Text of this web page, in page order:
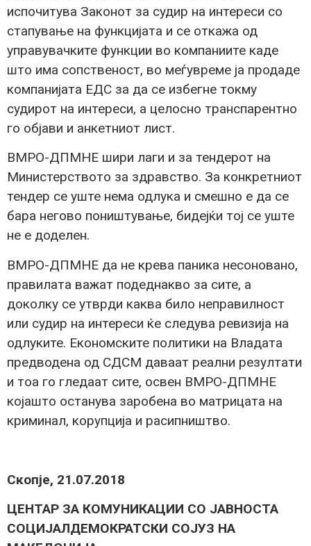
испочитува Законот за судир на интереси со
стапување на функцијата и се откажа од
управувачките функции во компаниите каде
што има сопственост, во меѓувреме ја продаде
компанијата ЕДС за да се избегне токму
судирот на интереси, а целосно транспарентно
го објави и анкетниот лист.
ВМРО-ДПМНЕ шири лаги и за тендерот на
Министерството за здравство. За конкретниот
тендер се уште нема одлука и смешно е да се
бара негово поништување, бидејќи тој се уште
не е доделен.
ВМРО-ДПМНЕ да не крева паника несоновано,
правилата важат подеднакво за сите, а
доколку се утврди каква било неправилност
или судир на интереси ќе следува ревизија на
одлуките. Економските политики на Владата
предводена од СДСМ даваат реални резултати
и тоа го гледаат сите, освен ВМРО-ДПМНЕ
којашто останува заробена во матрицата на
криминал, корупција и расипништво.
Скопје, 21.07.2018
ЦЕНТАР ЗА КОМУНИКАЦИИ СО ЈАВНОСТА
СОЦИЈАЛДЕМОКРАТСКИ СОЈУЗ НА